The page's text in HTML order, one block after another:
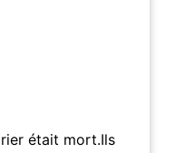
était mort.Ils